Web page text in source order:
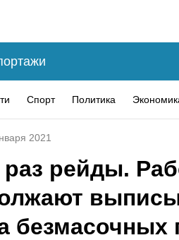
Спорт Политика
2021
рейды.
безмасочных